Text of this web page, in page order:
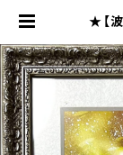
★【波